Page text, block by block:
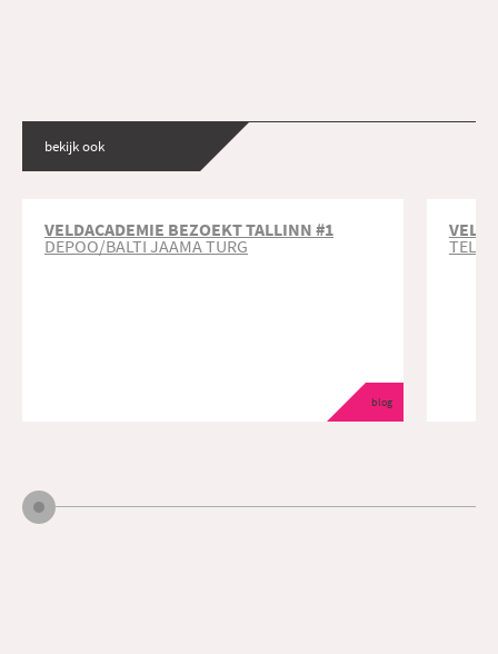
bekijk ook
blog
VELDACADEMIE BEZOEKT TALLINN #1
DEPOO/BALTI JAAMA TURG